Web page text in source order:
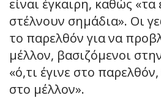
είναι έγκαιρη, καθώς «τα
στέλνουν σημάδια». Οι
το παρελθόν για να
μέλλον, βασιζόμενοι
«ό,τι έγινε στο
στο μέλλον».